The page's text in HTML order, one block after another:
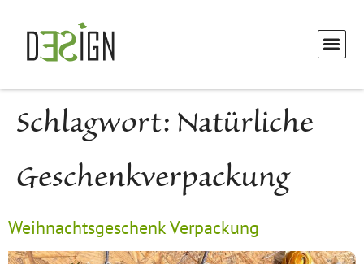
Schlagwort: Natürliche
Geschenkverpackung
Weihnachtsgeschenk Verpackung